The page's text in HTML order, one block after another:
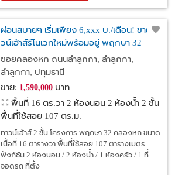
ผ่อนสบายๆ เริ่มเพียง 6,xxx บ./เดือน! ขายทา
วน์เฮ้าส์รีโนเวทใหม่พร้อมอยู่ พฤกษา 32
คลองหก ลำลูกกา-ปทุมธานี
ซอยคลองหก ถนนลำลูกกา, ลำลูกกา,
ลำลูกกา, ปทุมธานี
ขาย: 1,590,000บาท
พื้นที่ 16 ตร.วา 2 ห้องนอน 2 ห้องน้ำ 2 ชั้น
พื้นที่ใช้สอย 107 ตร.ม.
ทาวน์เฮ้าส์ 2 ชั้น โครงการ พฤกษา 32 คลองหก ขนาด
เนื้อที่ 16 ตารางวา พื้นที่ใช้สอย 107 ตารางเมตร
ฟังก์ชัน 2 ห้องนอน / 2 ห้องน้ำ / 1 ห้องครัว / 1 ที่
จอดรถ ที่ตั้ง